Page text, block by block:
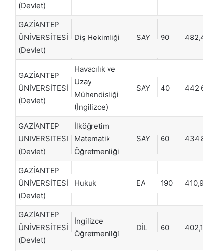
(Devlet)
GAZİANTEP
ÜNİVERSİTESİ
(Devlet)
Diş Hekimliği SAY 90
GAZİANTEP
ÜNİVERSİTESİ
(Devlet)
Havacılık ve
Uzay
Mühendisliği
(İngilizce)
SAY 40
GAZİANTEP
ÜNİVERSİTESİ
(Devlet)
İlköğretim
Matematik
Öğretmenliği
SAY 60
GAZİANTEP
ÜNİVERSİTESİ
(Devlet)
Hukuk EA 190
GAZİANTEP
ÜNİVERSİTESİ
(Devlet)
İngilizce
Öğretmenliği
DİL 60